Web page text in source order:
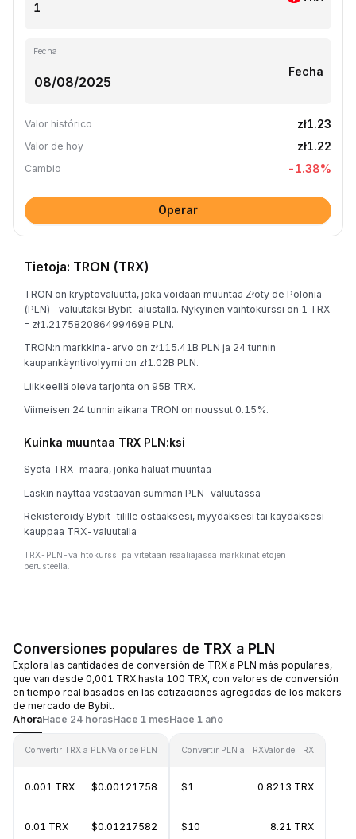
Fecha
Fecha
Valor histórico zł1.23
Valor de hoy zł1.22
Cambio -1.38%
Operar
Tietoja: TRON (TRX)
TRON on kryptovaluutta, joka voidaan muuntaa Złoty de Polonia
(PLN) -valuutaksi Bybit-alustalla. Nykyinen vaihtokurssi on 1 TRX
= zł1.2175820864994698 PLN.
TRON:n markkina-arvo on zł115.41B PLN ja 24 tunnin
kaupankäyntivolyymi on zł1.02B PLN.
Liikkeellä oleva tarjonta on 95B TRX.
Viimeisen 24 tunnin aikana TRON on noussut 0.15%.
Kuinka muuntaa TRX PLN:ksi
Syötä TRX-määrä, jonka haluat muuntaa
Laskin näyttää vastaavan summan PLN-valuutassa
Rekisteröidy Bybit-tilille ostaaksesi, myydäksesi tai käydäksesi
kauppaa TRX-valuutalla
TRX-PLN-vaihtokurssi päivitetään reaaliajassa markkinatietojen
perusteella.
Conversiones populares de TRX a PLN
Explora las cantidades de conversión de TRX a PLN más populares,
que van desde 0,001 TRX hasta 100 TRX, con valores de conversión
en tiempo real basados en las cotizaciones agregadas de los makers
de mercado de Bybit.
AhoraHace 24 horasHace 1 mesHace 1 año
Convertir TRX a PLNValor de PLN
0.001 TRX $0.00121758
0.01 TRX $0.01217582
Convertir PLN a TRXValor de TRX
$1 0.8213 TRX
$10 8.21 TRX